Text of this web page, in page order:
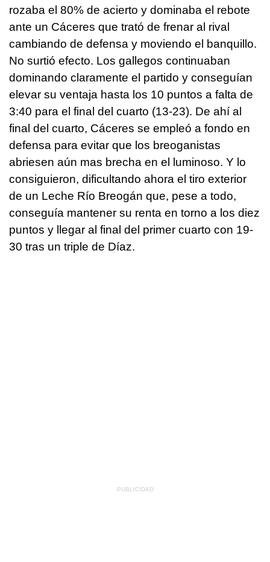
rozaba el 80% de acierto y dominaba el rebote
ante un Cáceres que trató de frenar al rival
cambiando de defensa y moviendo el banquillo.
No surtió efecto. Los gallegos continuaban
dominando claramente el partido y conseguían
elevar su ventaja hasta los 10 puntos a falta de
3:40 para el final del cuarto (13-23). De ahí al
final del cuarto, Cáceres se empleó a fondo en
defensa para evitar que los breoganistas
abriesen aún mas brecha en el luminoso. Y lo
consiguieron, dificultando ahora el tiro exterior
de un Leche Río Breogán que, pese a todo,
conseguía mantener su renta en torno a los diez
puntos y llegar al final del primer cuarto con 19-
30 tras un triple de Díaz.